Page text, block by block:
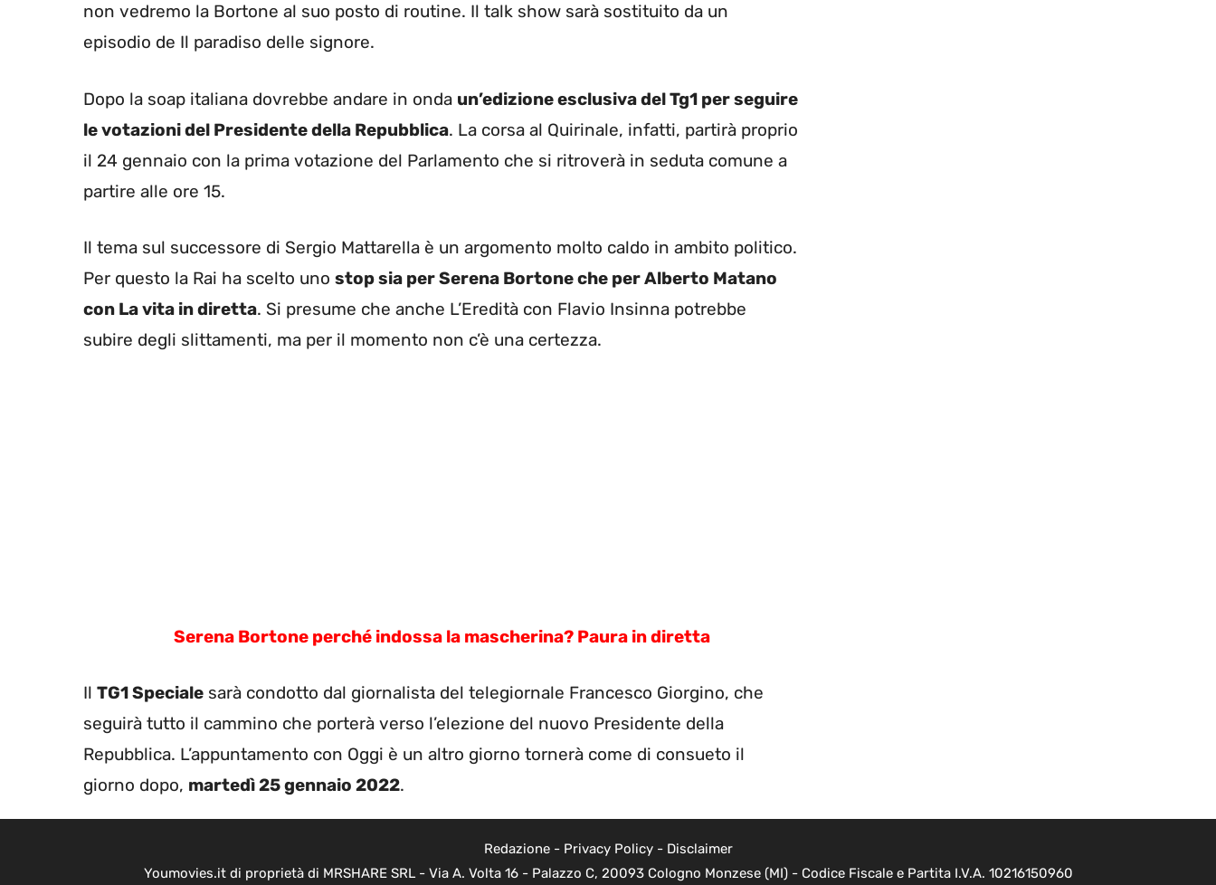
non vedremo la Bortone al suo posto di routine. Il talk show sarà sostituito da un
episodio de Il paradiso delle signore.
Dopo la soap italiana dovrebbe andare in onda un’edizione esclusiva del Tg1 per seguire
le votazioni del Presidente della Repubblica. La corsa al Quirinale, infatti, partirà proprio
il 24 gennaio con la prima votazione del Parlamento che si ritroverà in seduta comune a
partire alle ore 15.
Il tema sul successore di Sergio Mattarella è un argomento molto caldo in ambito politico.
Per questo la Rai ha scelto uno stop sia per Serena Bortone che per Alberto Matano
con La vita in diretta. Si presume che anche L’Eredità con Flavio Insinna potrebbe
subire degli slittamenti, ma per il momento non c’è una certezza.
Serena Bortone perché indossa la mascherina? Paura in diretta
Il TG1 Speciale sarà condotto dal giornalista del telegiornale Francesco Giorgino, che
seguirà tutto il cammino che porterà verso l’elezione del nuovo Presidente della
Repubblica. L’appuntamento con Oggi è un altro giorno tornerà come di consueto il
giorno dopo, martedì 25 gennaio 2022.
Redazione- Privacy Policy- Disclaimer
Youmovies.it di proprietà di MRSHARE SRL - Via A. Volta 16 - Palazzo C, 20093 Cologno Monzese (MI) - Codice Fiscale e Partita I.V.A. 10216150960